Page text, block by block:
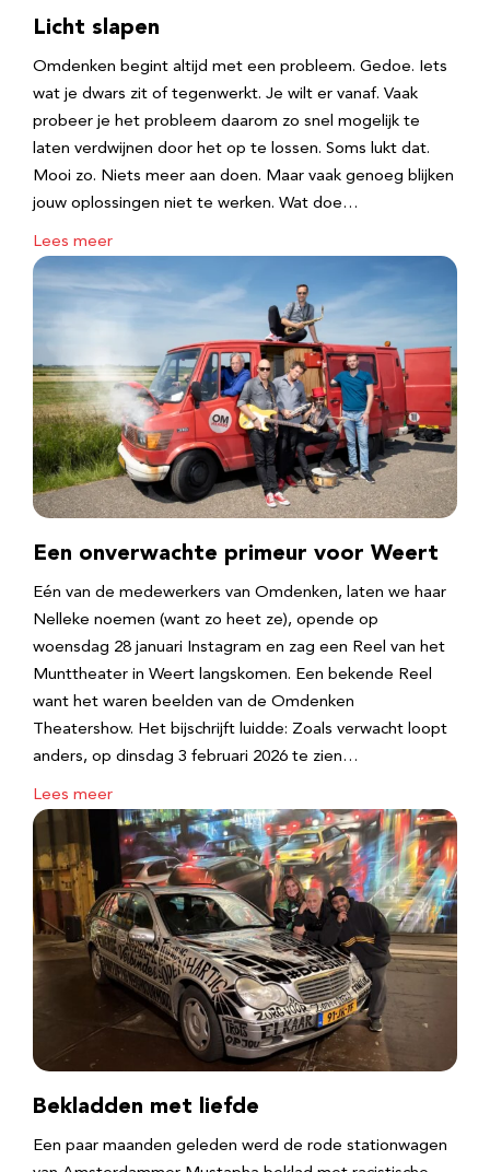
Licht slapen
Omdenken begint altijd met een probleem. Gedoe. Iets
wat je dwars zit of tegenwerkt. Je wilt er vanaf. Vaak
probeer je het probleem daarom zo snel mogelijk te
laten verdwijnen door het op te lossen. Soms lukt dat.
Mooi zo. Niets meer aan doen. Maar vaak genoeg blijken
jouw oplossingen niet te werken. Wat doe…
Lees meer
Een onverwachte primeur voor Weert
Eén van de medewerkers van Omdenken, laten we haar
Nelleke noemen (want zo heet ze), opende op
woensdag 28 januari Instagram en zag een Reel van het
Munttheater in Weert langskomen. Een bekende Reel
want het waren beelden van de Omdenken
Theatershow. Het bijschrijft luidde: Zoals verwacht loopt
anders, op dinsdag 3 februari 2026 te zien…
Lees meer
Bekladden met liefde
Een paar maanden geleden werd de rode stationwagen